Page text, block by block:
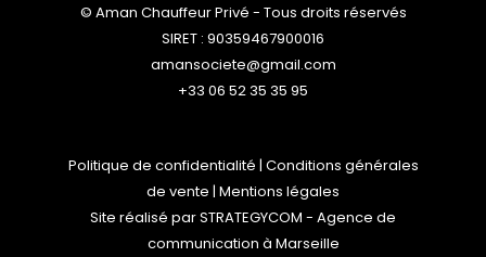
© Aman Chauffeur Privé - Tous droits réservés
SIRET : 90359467900016
amansociete@gmail.com
+33 06 52 35 35 95
Politique de confidentialité | Conditions générales
de vente | Mentions légales
Site réalisé parSTRATEGYCOM - Agence de
communication à Marseille